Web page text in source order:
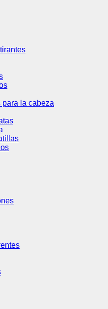
para la cabeza